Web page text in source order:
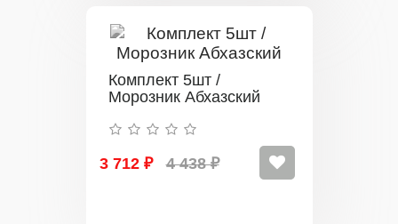
Комплект 5шт /
Морозник Абхазский
3 712 ₽ 4 438 ₽